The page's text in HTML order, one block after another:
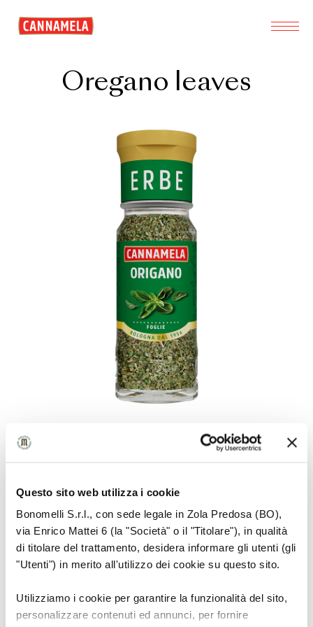
Questo sito web utilizza i cookie
Bonomelli S.r.l., con sede legale in Zola Predosa (BO),
via Enrico Mattei 6 (la "Società" o il "Titolare"), in qualità
di titolare del trattamento, desidera informare gli utenti (gli
"Utenti") in merito all'utilizzo dei cookie su questo sito.
Utilizziamo i cookie per garantire la funzionalità del sito,
personalizzare contenuti ed annunci, per fornire
Oregano leaves
RAW MATERIAL INFORMATION
It is a perennial shrub with a straight and
quadrangular trunk and oval and lance-shaped
leaves rich in active properties and ingredients
HOW TO USE